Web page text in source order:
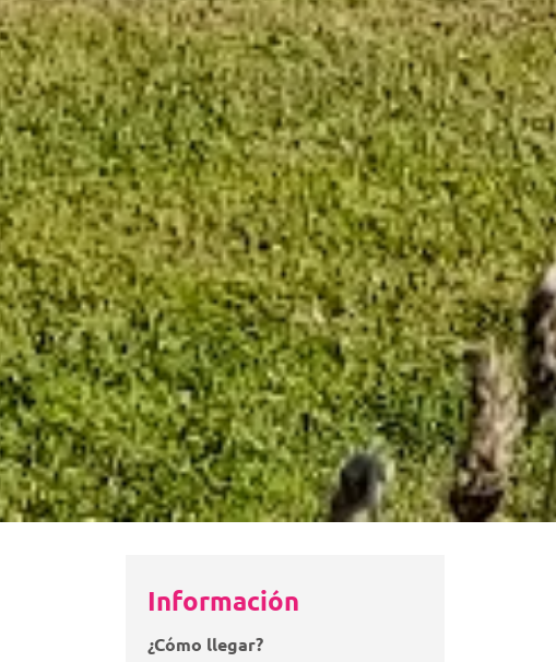
Información
¿Cómo llegar?